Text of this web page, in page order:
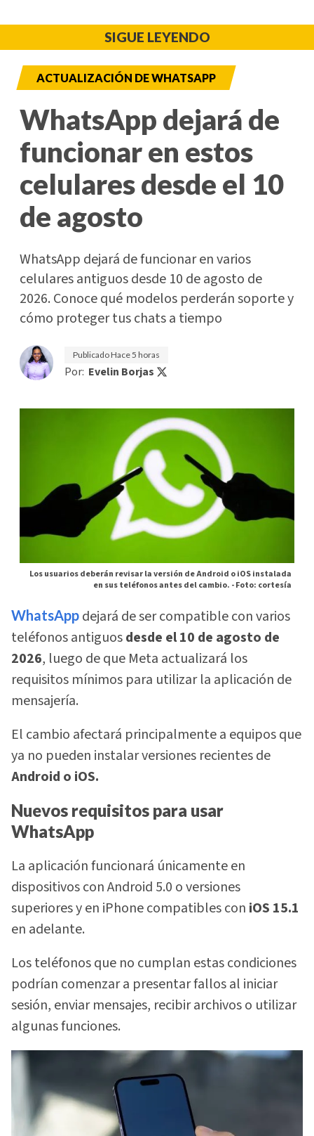
SIGUE LEYENDO
ACTUALIZACIÓN DE WHATSAPP
WhatsApp dejará de
funcionar en estos
celulares desde el 10
de agosto
WhatsApp dejará de funcionar en varios
celulares antiguos desde 10 de agosto de
2026. Conoce qué modelos perderán soporte y
cómo proteger tus chats a tiempo
PublicadoHace 5 horas
Por: Evelin Borjas
Los usuarios deberán revisar la versión de Android o iOS instalada
en sus teléfonos antes del cambio. -Foto: cortesía
WhatsApp dejará de ser compatible con varios
teléfonos antiguosdesde el 10 de agosto de
2026, luego de que Meta actualizará los
requisitos mínimos para utilizar la aplicación de
mensajería.
El cambio afectará principalmente a equipos que
ya no pueden instalar versiones recientes de
Android o iOS.
Nuevos requisitos para usar
WhatsApp
La aplicación funcionará únicamente en
dispositivos con Android 5.0 o versiones
superiores y en iPhone compatibles con iOS 15.1
en adelante.
Los teléfonos que no cumplan estas condiciones
podrían comenzar a presentar fallos al iniciar
sesión, enviar mensajes, recibir archivos o utilizar
algunas funciones.